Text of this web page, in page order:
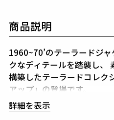
商品説明
1960~70’のテーラードジ
クなディテールを踏襲し、
構築したテーラードコレク
アップ」の登場です。
113 ORIGINALマニピュレ
シルエットと着用感は
詳細を表示